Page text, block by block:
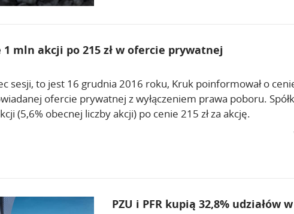
mln akcji po 215 zł w ofercie prywatnej
sesji, to jest 16 grudnia 2016 roku, Kruk poinformował o
ofercie prywatnej z wyłączeniem prawa poboru.
(5,6% obecnej liczby akcji) po cenie 215 zł za akcję.
PZU i PFR kupią 32,8% udziałów